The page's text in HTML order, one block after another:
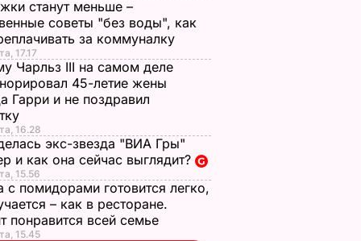
станут меньше –
советы "без воды", как
за коммуналку
17.17
Чарльз III на самом деле
45-летие жены
Гарри и не поздравил
16.28
экс-звезда "ВИА Гры"
и как она сейчас выглядит?
15.56
с помидорами готовится легко,
– как в ресторане.
понравится всей семье
15.45